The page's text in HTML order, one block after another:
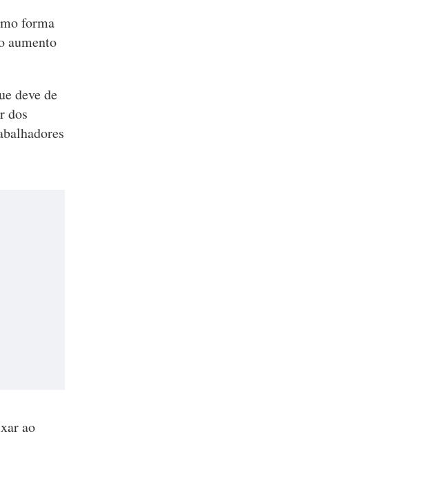
forma
aumento
deve de
dos
ao